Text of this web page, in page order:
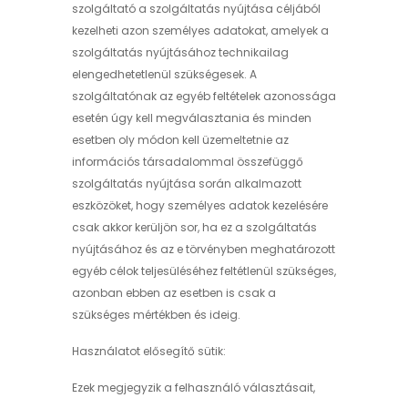
szolgáltató a szolgáltatás nyújtása céljából
kezelheti azon személyes adatokat, amelyek a
szolgáltatás nyújtásához technikailag
elengedhetetlenül szükségesek. A
szolgáltatónak az egyéb feltételek azonossága
esetén úgy kell megválasztania és minden
esetben oly módon kell üzemeltetnie az
információs társadalommal összefüggő
szolgáltatás nyújtása során alkalmazott
eszközöket, hogy személyes adatok kezelésére
csak akkor kerüljön sor, ha ez a szolgáltatás
nyújtásához és az e törvényben meghatározott
egyéb célok teljesüléséhez feltétlenül szükséges,
azonban ebben az esetben is csak a
szükséges mértékben és ideig.
Használatot elősegítő sütik:
Ezek megjegyzik a felhasználó választásait,